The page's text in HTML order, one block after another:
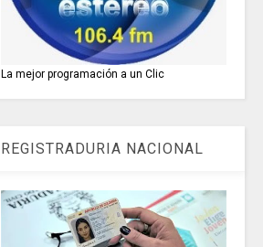
La mejor programación a un Clic
REGISTRADURIA NACIONAL